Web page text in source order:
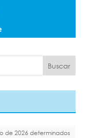
de 2026 determinados